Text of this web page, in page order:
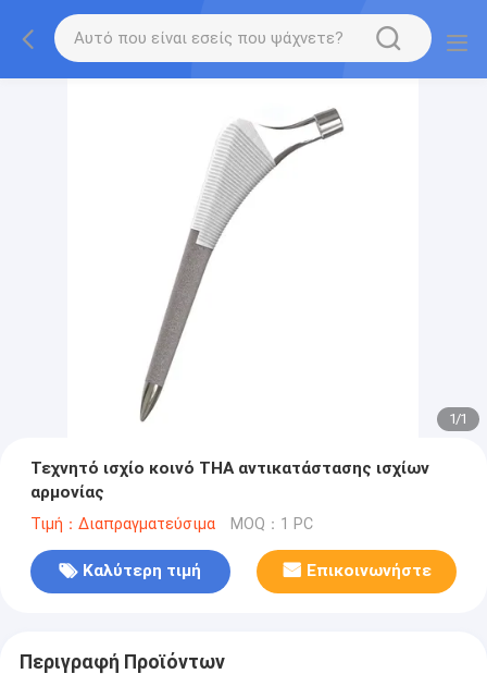
1/1
Τεχνητό ισχίο κοινό THA αντικατάστασης ισχίων
αρμονίας
Τιμή：Διαπραγματεύσιμα MOQ：1 PC
Καλύτερη τιμή Επικοινωνήστε
Περιγραφή Προϊόντων